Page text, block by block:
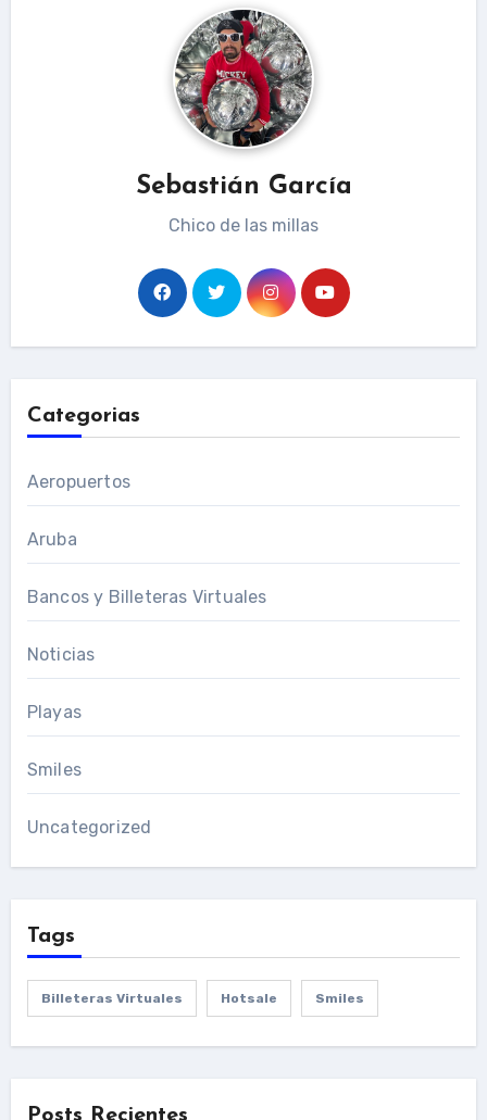
Sebastián García
Chico de las millas
Categorias
Aeropuertos
Aruba
Bancos y Billeteras Virtuales
Noticias
Playas
Smiles
Uncategorized
Tags
Billeteras Virtuales Hotsale Smiles
Posts Recientes